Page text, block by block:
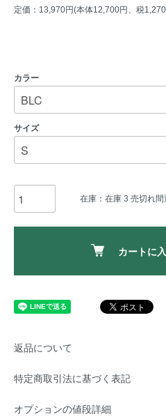
定価：13,970円(本体12,700円、税
カラー
サイズ
在庫：在庫 3 売切れ間
カートに
返品について
特定商取引法に基づく表記
オプションの値段詳細